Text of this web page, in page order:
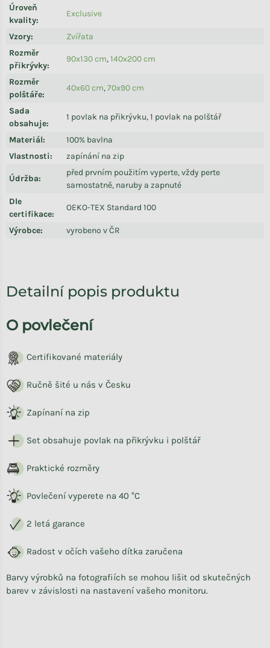
Úroveň
kvality:
Exclusive
Vzory:
Zvířata
Rozměr
přikrývky:
90x130 cm,140x200 cm
Rozměr
polštáře:
40x60 cm,70x90 cm
Sada
obsahuje:
1 povlak na přikrývku, 1 povlak na polštář
Materiál:
100% bavlna
Vlastnosti: zapínání na zip
Údržba:
před prvním použitím vyperte, vždy perte
samostatně, naruby a zapnuté
Dle
certifikace:
OEKO-TEX Standard 100
Výrobce: vyrobeno v ČR
Detailní popis produktu
O povlečení
Certifikované materiály
Ručně šité u nás v Česku
Zapínaní na zip
Set obsahuje povlak na přikrývku i polštář
Praktické rozměry
Povlečení vyperete na 40 °C
2 letá garance
Radost v očích vašeho dítka zaručena
Barvy výrobků na fotografiích se mohou lišit od skutečných
barev v závislosti na nastavení vašeho monitoru.